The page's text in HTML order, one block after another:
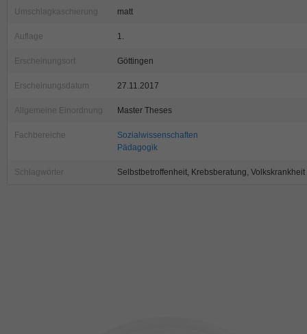
Umschlagkaschierung matt
Auflage 1.
Erscheinungsort Göttingen
Erscheinungsdatum 27.11.2017
Allgemeine Einordnung Master Theses
Fachbereiche
Sozialwissenschaften
Pädagogik
Schlagwörter Selbstbetroffenheit, Krebsberatung, Volkskrankheit